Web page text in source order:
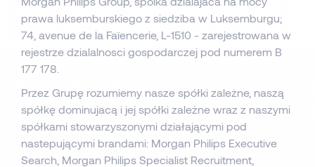
prawa luksemburskiego z siedziba w Luksemburgu;
74, avenue de la Faïencerie, L-1510 - zarejestrowana w
rejestrze dzialalnosci gospodarczej pod numerem B
177 178.
Przez Grupę rozumiemy nasze spółki zależne, naszą
spółkę dominujacą i jej spółki zależne wraz z naszymi
spółkami stowarzyszonymi działającymi pod
nastepującymi brandami: Morgan Philips Executive
Search, Morgan Philips Specialist Recruitment,